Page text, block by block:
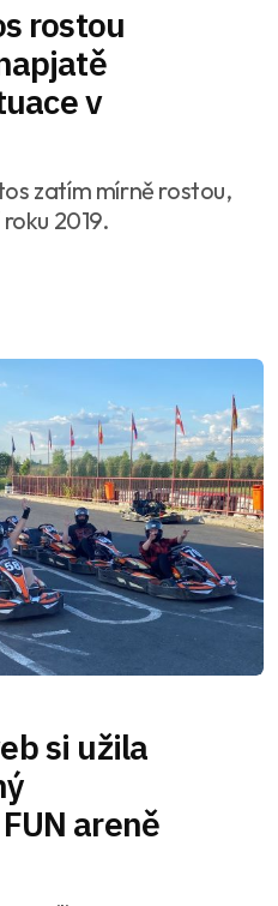
rostou
v
zatím mírně rostou,
2019.
si užila
areně